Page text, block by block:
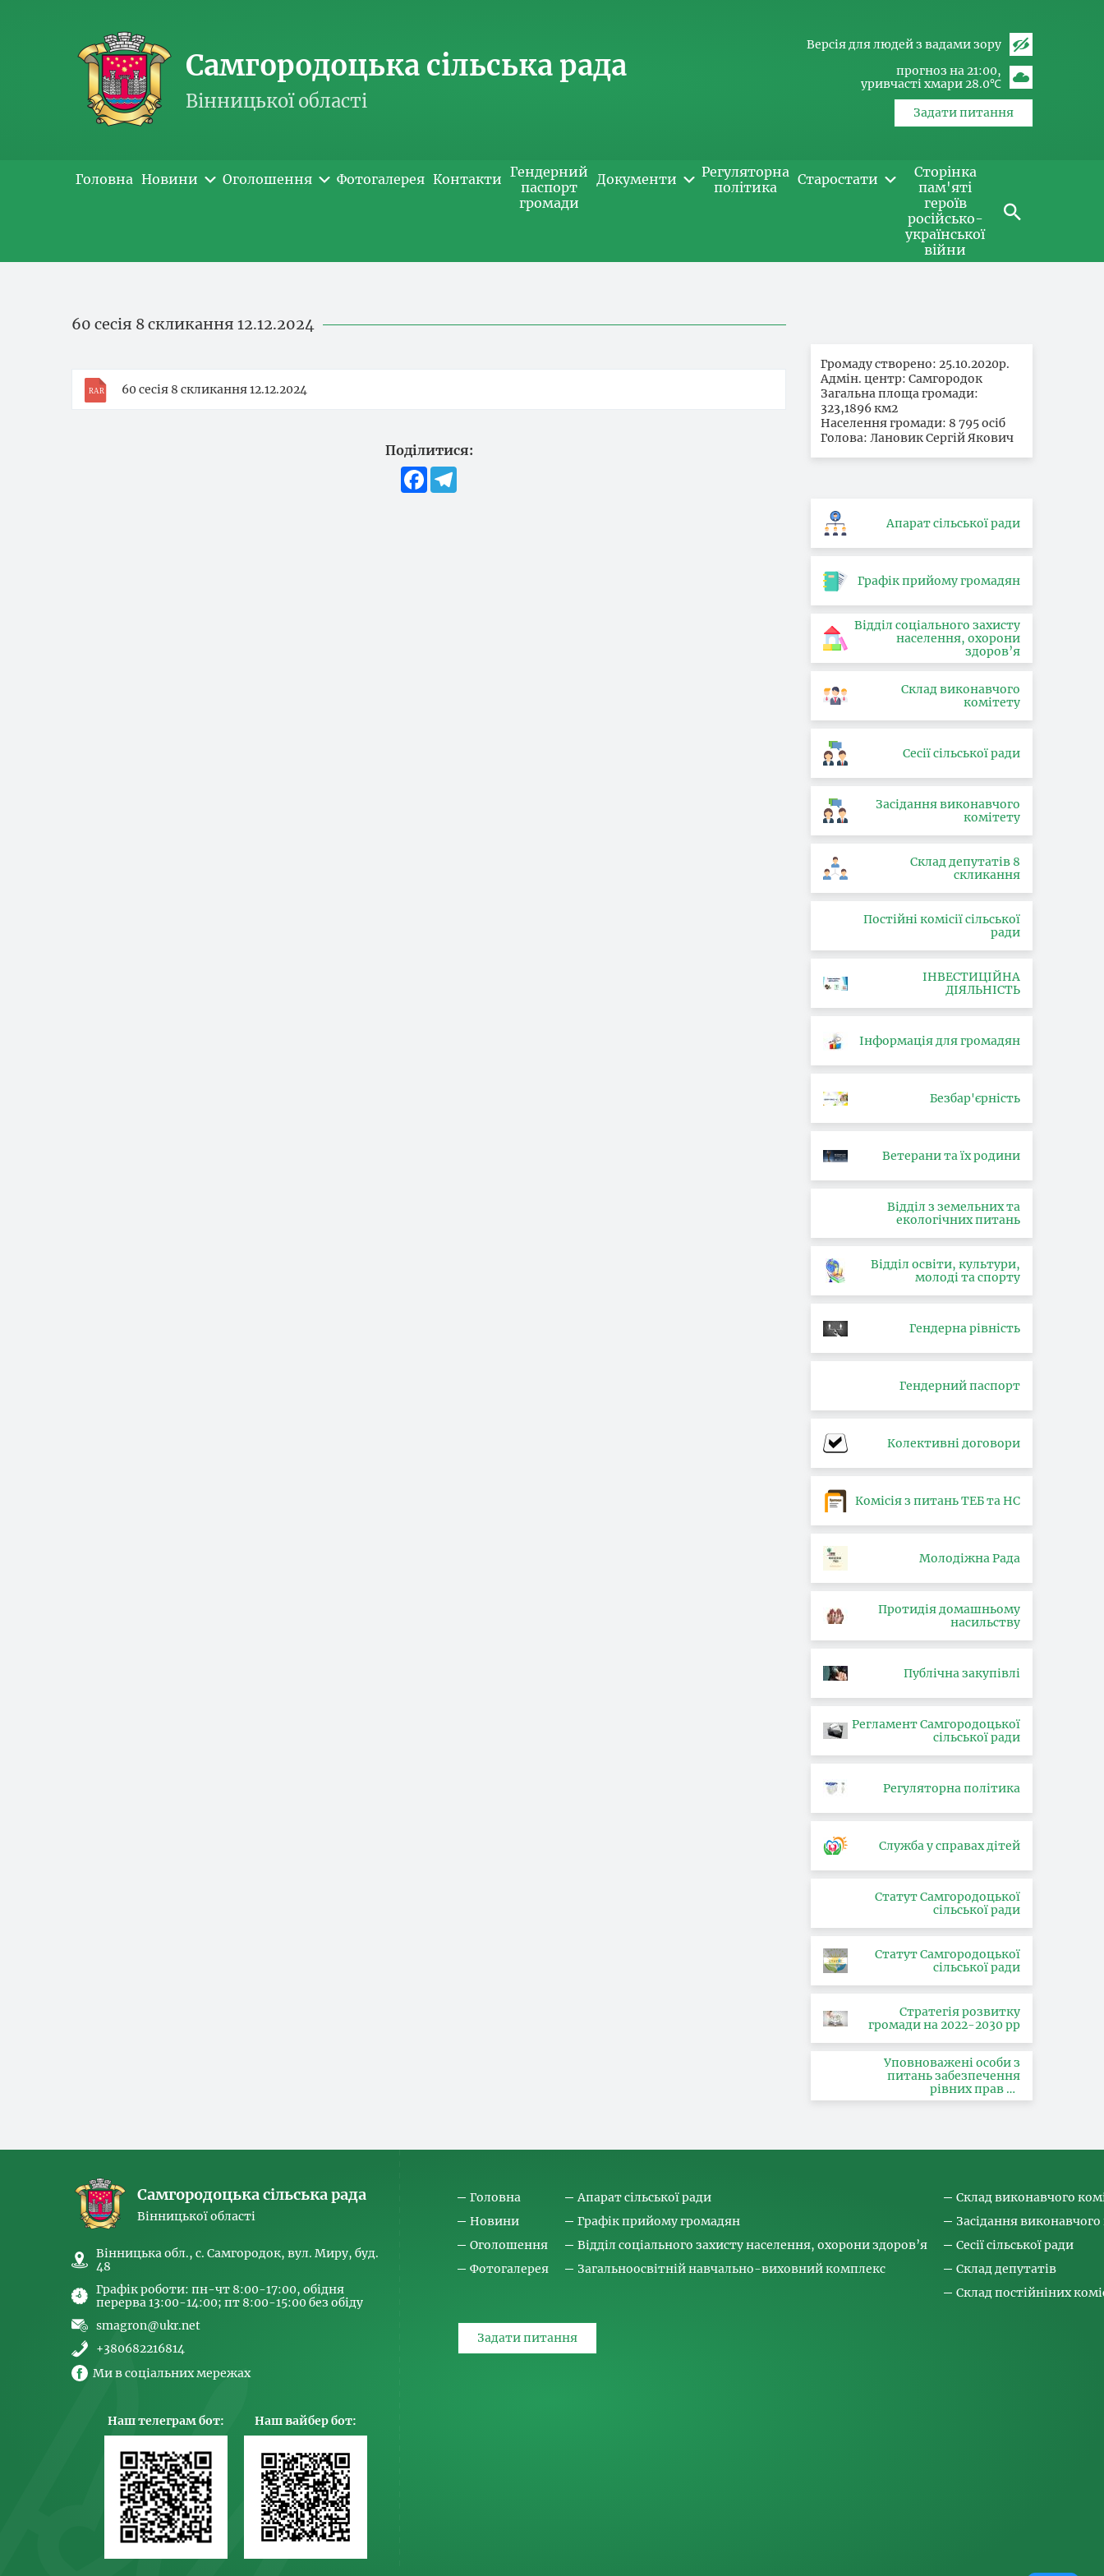
Самгородоцька сільська рада
Вінницької області
Версія для людей з вадами зору
прогноз на 21:00
уривчасті хмари 28.0℃
Задати питання
Головна Новини Оголошення Фотогалерея Контакти Гендерний
паспорт
громади
Документи
Регуляторна
політика
Старостати
Сторінка
пам'яті
героїв
російсько-
української
війни
60 сесія 8 скликання 12.12.2024
60 сесія 8 скликання 12.12.2024
Поділитися:
Facebook
Громаду створено: 25.10.2020р.
Адмін. центр: Самгородок
Загальна площа громади:
323,1896 км2
Населення громади: 8 795 осіб
Голова: Лановик Сергій Якович
Апарат сільської ради
Графік прийому громадян
Відділ соціального захисту
населення, охорони
здоров’я
Склад виконавчого
комітету
Сесії сільської ради
Засідання виконавчого
комітету
Склад депутатів 8
скликання
Постійні комісії сільської
ради
ІНВЕСТИЦІЙНА
ДІЯЛЬНІСТЬ
Інформація для громадян
Безбар'єрність
Ветерани та їх родини
Відділ з земельних та
екологічних питань
Відділ освіти, культури,
молоді та спорту
Гендерна рівність
Гендерний паспорт
Колективні договори
Комісія з питань ТЕБ та НС
Молодіжна Рада
Протидія домашньому
насильству
Публічна закупівлі
Регламент Самгородоцької
сільської ради
Регуляторна політика
Служба у справах дітей
Статут Самгородоцької
сільської ради
Статут Самгородоцької
сільської ради
Стратегія розвитку
громади на 2022-2030 рр
Уповноважені особи з
питань забезпечення
рівних прав та
можливостей жінок і
здійснення заходів,
людьми та координатора
Самгородоцька сільська рада
Вінницької області
Вінницька обл., с. Самгородок, вул. Миру, буд.
48
Графік роботи: пн-чт 8:00-17:00, обідня
перерва 13:00-14:00; пт 8:00-15:00 без обіду
smagron@ukr.net
+380682216814
Ми в соціальних мережах
Наш телеграм бот: Наш вайбер бот:
Головна
Новини
Оголошення
Фотогалерея
Апарат сільської ради
Графік прийому громадян
Відділ соціального захисту населення, охорони здоров’я
Загальноосвітній навчально-виховний комплекс
Склад виконавчого
Засідання
Сесії сільської ради
Склад депутатів
Склад постійніних
Задати питання